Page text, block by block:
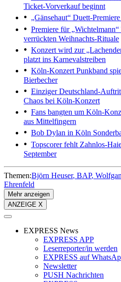
Ticket-Vorverkauf beginnt
„Gänsehaut“ Duett-
Premiere für „Wichtelmann“
verrückten Weihnachts-Rituale
Konzert wird zur
platzt ins Karnevalstreiben
Köln-Konzert Punkband
Bierbecher
Einziger Deutschland-
Chaos bei Köln-Konzert
Fans bangten um Köln-
aus Mittelfingern
Bob Dylan in Köln
Topscorer fehlt Zahnlos-
September
Themen:Björn Heuser BAP
Ehrenfeld
Mehr anzeigen
ANZEIGE X
EXPRESS News
EXPRESS APP
Leserreporter/in werden
EXPRESS auf
Newsletter
PUSH Nachrichten